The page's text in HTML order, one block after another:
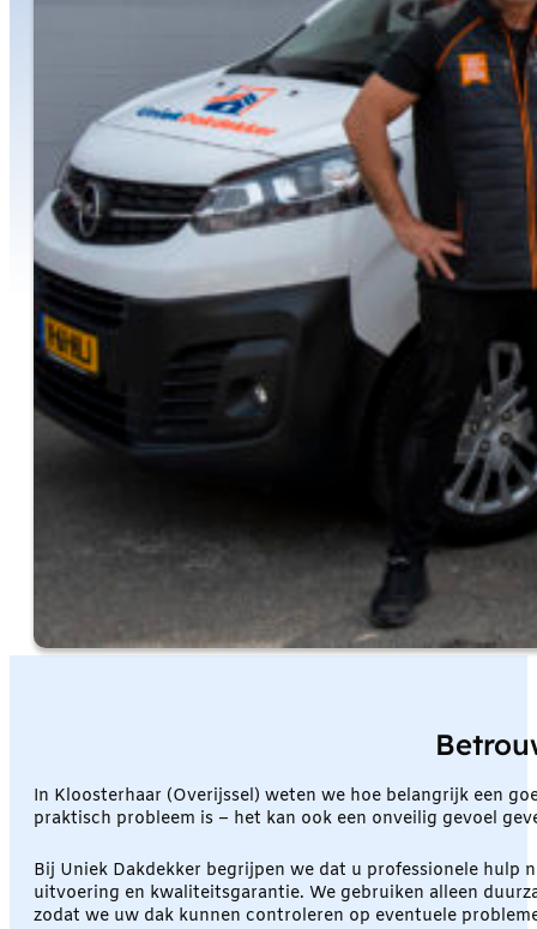
In Kloosterhaar (Overijssel) weten we hoe belangrijk een
praktisch probleem is – het kan ook een onveilig gevoel
Bij Uniek Dakdekker begrijpen we dat u professionele hulp
uitvoering en kwaliteitsgarantie. We gebruiken alleen
zodat we uw dak kunnen controleren op eventuele